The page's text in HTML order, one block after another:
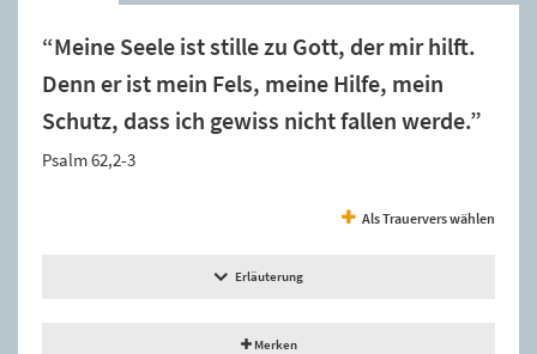
“Meine Seele ist stille zu Gott, der mir hilft.
Denn er ist mein Fels, meine Hilfe, mein
Schutz, dass ich gewiss nicht fallen werde.”
Psalm 62,2-3
Als Trauervers wählen
Erläuterung
Merken